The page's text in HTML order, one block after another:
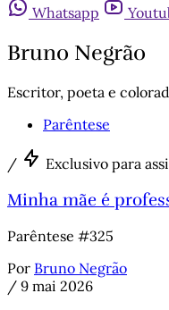
Whatsapp
Bruno Negrão
Escritor, poeta e
Parêntese
/ Exclusivo para
Minha mãe é
Parêntese #325
Por Bruno Negrão
/ 9 mai 2026